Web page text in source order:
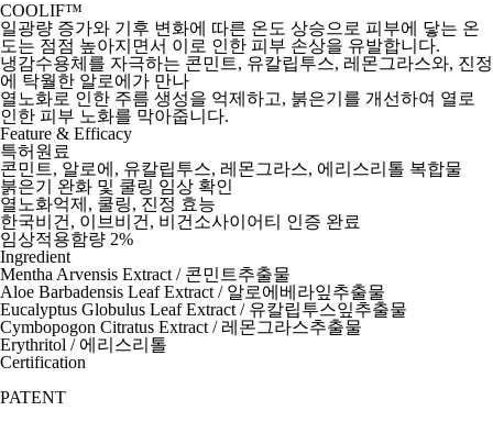
COOLIF™
일광량 증가와 기후 변화에 따른 온도 상승으로 피부에 닿는 온
도는 점점 높아지면서 이로 인한 피부 손상을 유발합니다.
냉감수용체를 자극하는 콘민트, 유칼립투스, 레몬그라스와, 진정
에 탁월한 알로에가 만나
열노화로 인한 주름 생성을 억제하고, 붉은기를 개선하여 열로
인한 피부 노화를 막아줍니다.
Feature & Efficacy
특허원료
콘민트, 알로에, 유칼립투스, 레몬그라스, 에리스리톨 복합물
붉은기 완화 및 쿨링 임상 확인
열노화억제, 쿨링, 진정 효능
한국비건, 이브비건, 비건소사이어티 인증 완료
임상적용함량 2%
Ingredient
Mentha Arvensis Extract / 콘민트추출물
Aloe Barbadensis Leaf Extract / 알로에베라잎추출물
Eucalyptus Globulus Leaf Extract / 유칼립투스잎추출물
Cymbopogon Citratus Extract / 레몬그라스추출물
Erythritol / 에리스리톨
Certification
PATENT